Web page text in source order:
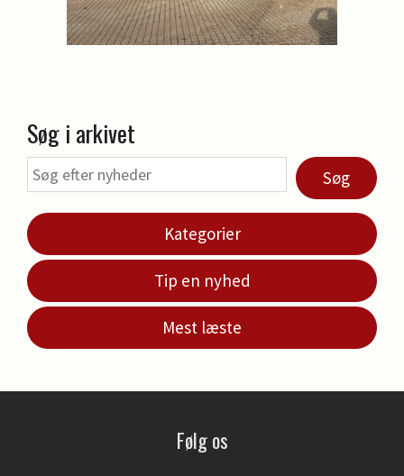
Søg i arkivet
Søg
Kategorier
Tip en nyhed
Mest læste
Følg os